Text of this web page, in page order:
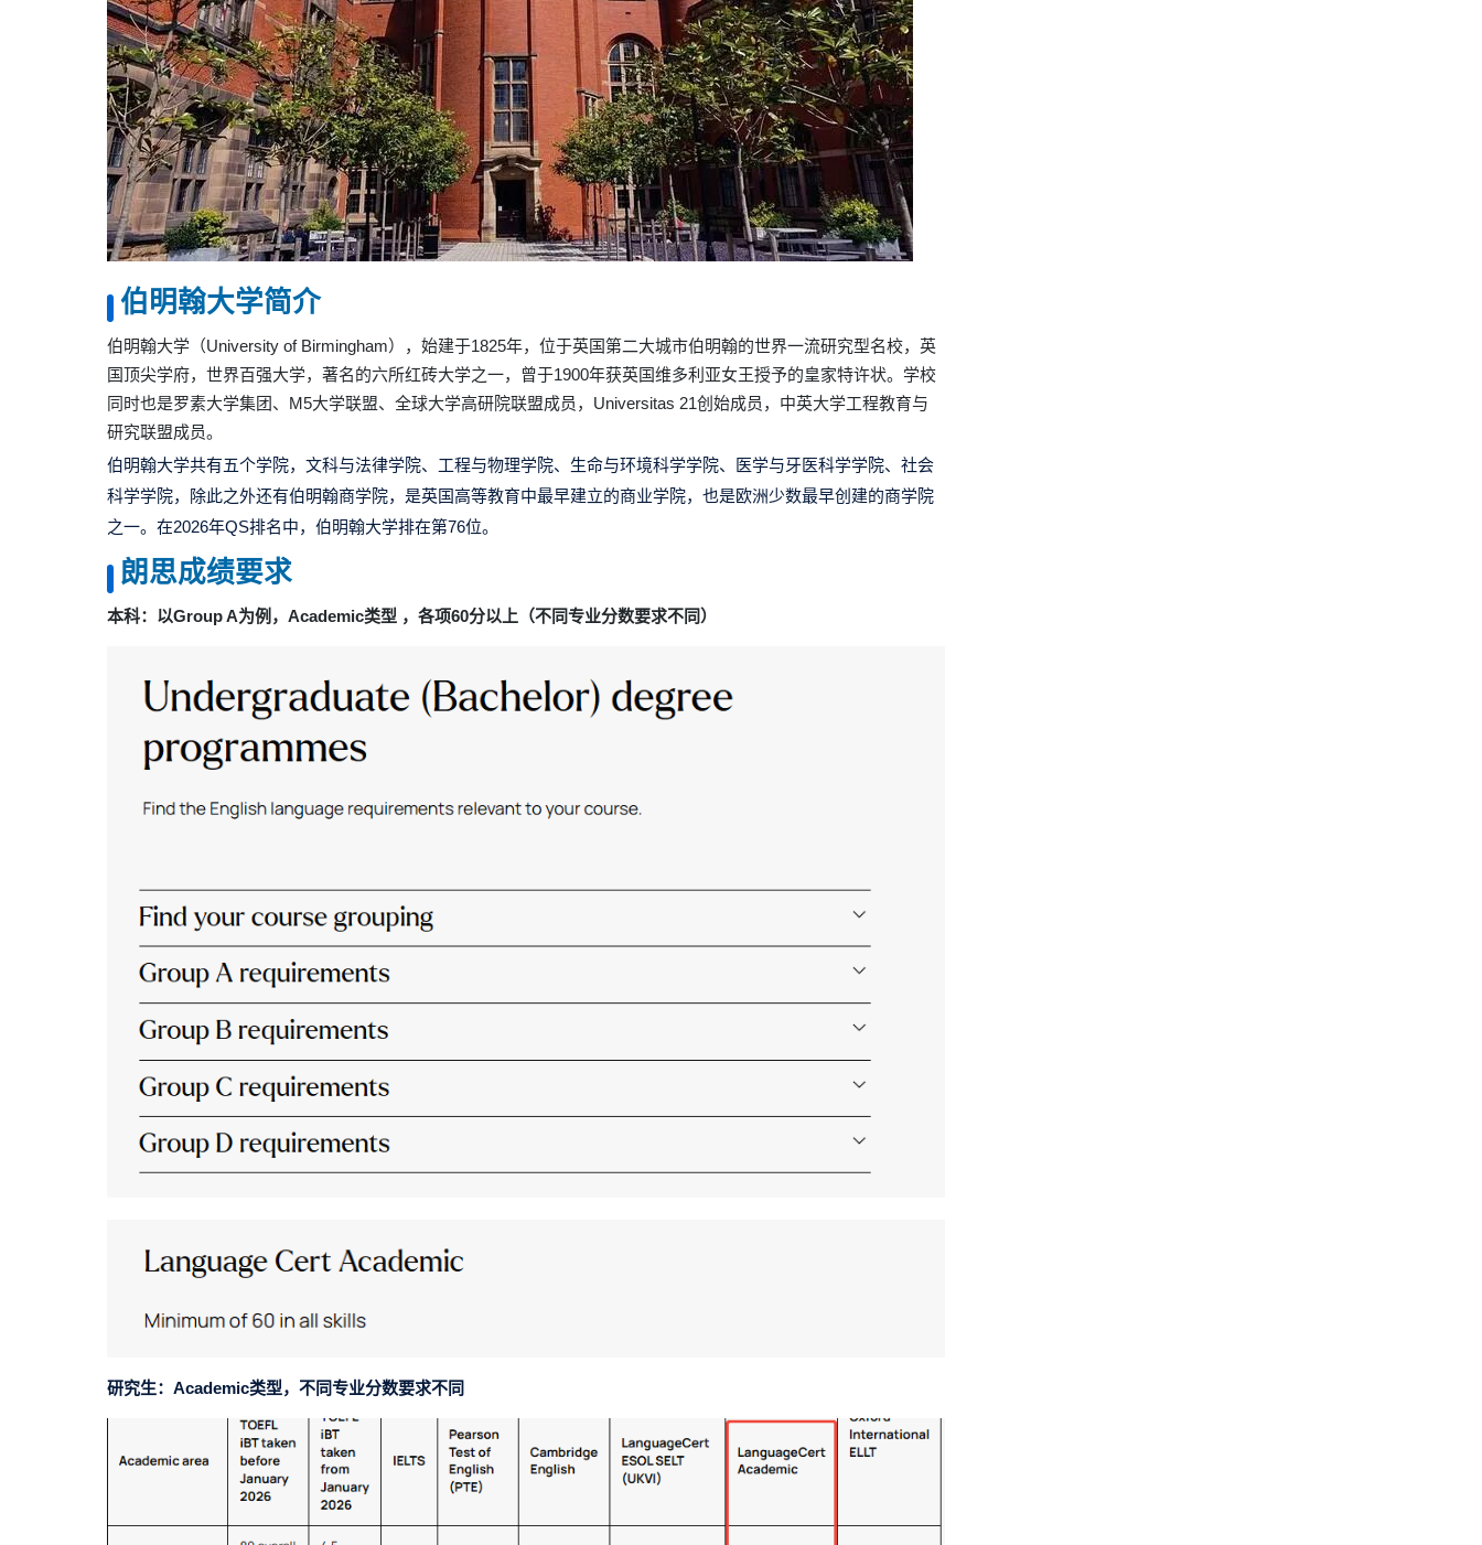
伯明翰大学简介
伯明翰大学（University of Birmingham），始建于1825年，位于英国第二大城市伯明翰的世界一流研究型名校，英
国顶尖学府，世界百强大学，著名的六所红砖大学之一，曾于1900年获英国维多利亚女王授予的皇家特许状。学校
同时也是罗素大学集团、M5大学联盟、全球大学高研院联盟成员，Universitas 21创始成员， 中英大学工程教育与
研究联盟成员。
伯明翰大学共有五个学院，文科与法律学院、工程与物理学院、生命与环境科学学院、医学与牙医科学学院、社会
科学学院，除此之外还有伯明翰商学院，是英国高等教育中最早建立的商业学院，也是欧洲少数最早创建的商学院
之一。 在2026年QS排名中，伯明翰大学排在第76位。
朗思成绩要求
本科：以Group A为例， Academic类型 ，各项60分以上 （不同专业分数要求不同）
研究生：Academic类型，不同专业分数要求不同